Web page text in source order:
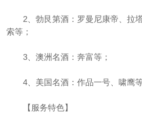
2、勃艮第酒：罗曼尼康帝、拉
索等；
3、澳洲名酒：奔富等；
4、美国名酒：作品一号、啸鹰等
【服务特色】